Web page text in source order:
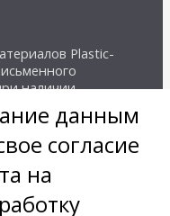
данным
согласие
на
Plastic-
наличии